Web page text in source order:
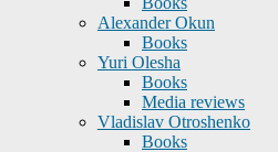
Alexander Okun
Books
Yuri Olesha
Books
Media reviews
Vladislav Otroshenko
Books